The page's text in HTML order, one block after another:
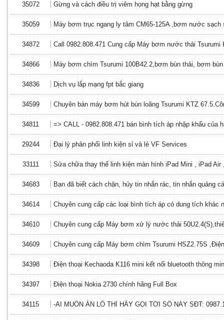
35072 Gừng và cách điều trị viêm họng hạt bằng gừng
35059 Máy bơm trục ngang ly tâm CM65-125A ,bơm nước sạch
34872 Call 0982.808.471 Cung cấp Máy bơm nước thải Tsurumi
34866 Máy bơm chìm Tsurumi 100B42.2,bơm bùn thải, bơm
34836 Dịch vụ lắp mạng fpt bắc giang
34599 Chuyên bán máy bơm hút bùn loãng Tsurumi KTZ
34811 => CALL - 0982.808.471 bán bình tích áp nhập khẩu của
29244 Đại lý phân phối linh kiện sỉ và lẻ VF Services
33111 Sửa chữa thay thế linh kiện màn hình iPad Mini , iPad Air
34683 Bạn đã biết cách chặn, hủy tin nhắn rác, tin nhắn quảng
34614 Chuyên cung cấp các loại bình tích áp có dung tích khác
34610 Chuyên cung cấp Máy bơm xử lý nước thải
34609 Chuyên cung cấp Máy bơm chìm Tsurumi HSZ2.75S
34398 Điện thoại Kechaoda K116 mini kết nối bluetooth thông
34397 Điện thoại Nokia 2730 chính hãng Full Box
34115 -AI MUỐN ĂN LÔ THÌ HÃY GỌI TỚI SỐ NÀY SĐT: